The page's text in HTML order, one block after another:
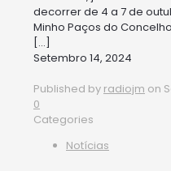
decorrer de 4 a 7 de
Minho Paços do
[…]
Setembro 14, 2024
Published by radiojm on
0
Categories
Notícias